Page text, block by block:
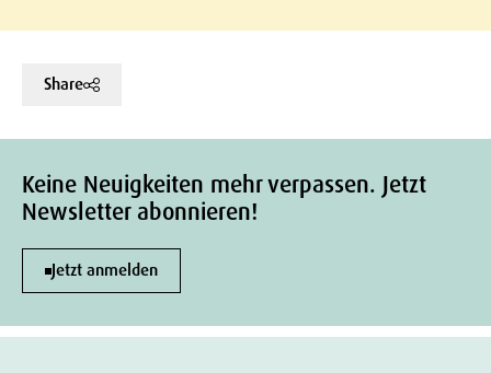
Share
Keine Neuigkeiten mehr verpassen. Jetzt
Newsletter abonnieren!
Jetzt anmelden